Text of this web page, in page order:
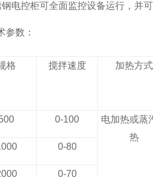
电控柜可全面监控设备运行，并
参数：
格 搅拌速度 加热方式
0-100
电加热或蒸
热
0-80
0-70